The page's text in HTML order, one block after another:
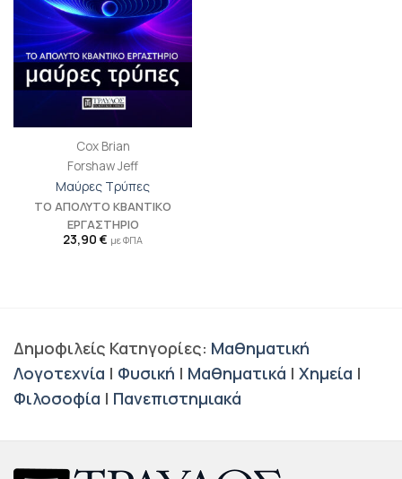
Cox Brian
Forshaw Jeff
Μαύρες Τρύπες
ΤΟ ΑΠΟΛΥΤΟ ΚΒΑΝΤΙΚΟ
ΕΡΓΑΣΤΗΡΙΟ
23,90 € με ΦΠΑ
Δημοφιλείς Κατηγορίες: Μαθηματική
Λογοτεχνία | Φυσική | Μαθηματικά | Χημεία |
Φιλοσοφία | Πανεπιστημιακά